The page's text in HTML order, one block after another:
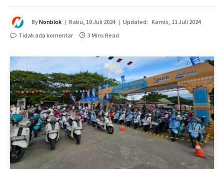
ByNonblok Rabu, 10 Juli 2024 Updated: Kamis, 11 Juli 2024
Tidak ada komentar
3 Mins Read